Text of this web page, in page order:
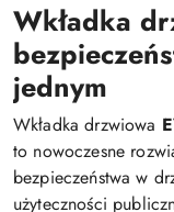
Wkładka
jednym
Wkładka drzwiowa
to nowoczesne
bezpieczeństwa w
użyteczności